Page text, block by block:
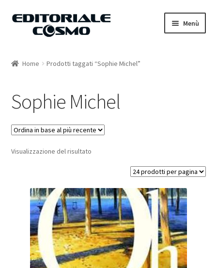
Vai
Vai
Menù
Carrello
Il mio account
Home Prodotti taggati “Sophie Michel”
Sophie Michel
Visualizzazione del risultato